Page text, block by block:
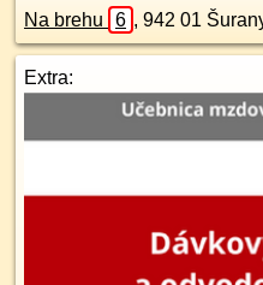
Na brehu 6 , 942 01
Extra: